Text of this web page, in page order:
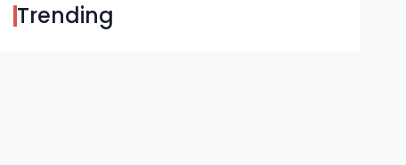
Trending